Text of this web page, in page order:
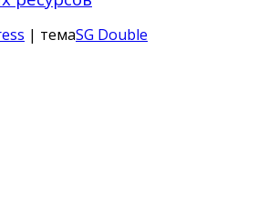
| темаSG Double